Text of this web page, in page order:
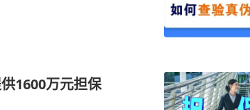
1600万元担保